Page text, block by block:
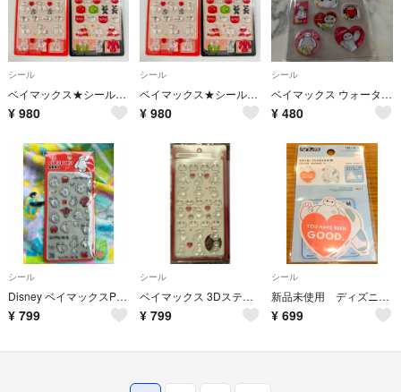
シール
ベイマックス★シール2枚セット♪
¥ 980
シール
ベイマックス★シール2枚セット♪
¥ 980
シール
ベイマックス ウォーターシール セリア
¥ 480
シール
Disney ベイマックスPUKUPUKU シール
¥ 799
シール
ベイマックス 3Dステッカーズ シール
¥ 799
シール
新品未使用 ディズニー ベイマックス ステッカー シール 3枚入り
¥ 699